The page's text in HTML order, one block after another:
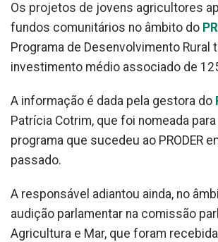
Os projetos de jovens agricultores
fundos comunitários no âmbito do
Programa de Desenvolvimento Rural
investimento médio associado de
A informação é dada pela gestora do
Patrícia Cotrim, que foi nomeada
programa que sucedeu ao PRODER
passado.
A responsável adiantou ainda, no
audição parlamentar na comissão
Agricultura e Mar, que foram